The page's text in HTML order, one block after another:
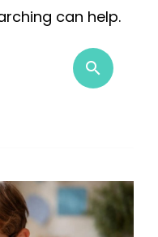
can help.
search